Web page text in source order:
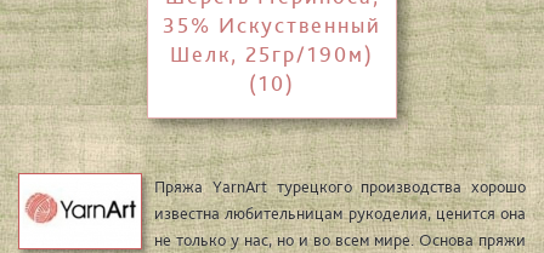
35% Искуственный
Шелк, 25гр/190м)
(10)
Пряжа YarnArt турецкого производства хорошо
известна любительницам рукоделия, ценится она
не только у нас, но и во всем мире. Основа пряжи